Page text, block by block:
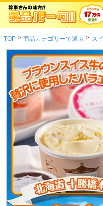
TOP > 商品カテゴリーで選ぶ > ス